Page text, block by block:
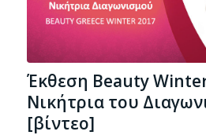
Έκθεση Beauty
Νικήτρια του
[βίντεο]